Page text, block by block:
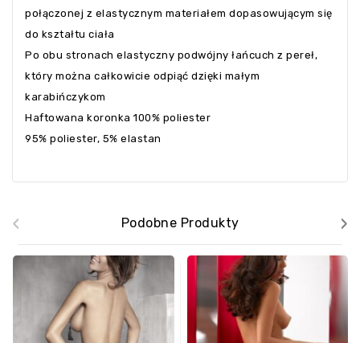
połączonej z elastycznym materiałem dopasowującym się
do kształtu ciała
Po obu stronach elastyczny podwójny łańcuch z pereł,
który można całkowicie odpiąć dzięki małym
karabińczykom
Haftowana koronka 100% poliester
95% poliester, 5% elastan
Podobne Produkty
‹ ›